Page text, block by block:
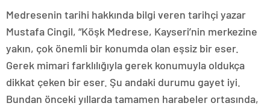
Medresenin tarihi hakkında bilgi veren tarihçi yazar
Mustafa Cingil, “Köşk Medrese, Kayseri’nin merkezine
yakın, çok önemli bir konumda olan eşsiz bir eser.
Gerek mimari farklılığıyla gerek konumuyla oldukça
dikkat çeken bir eser. Şu andaki durumu gayet iyi.
Bundan önceki yıllarda tamamen harabeler ortasında,